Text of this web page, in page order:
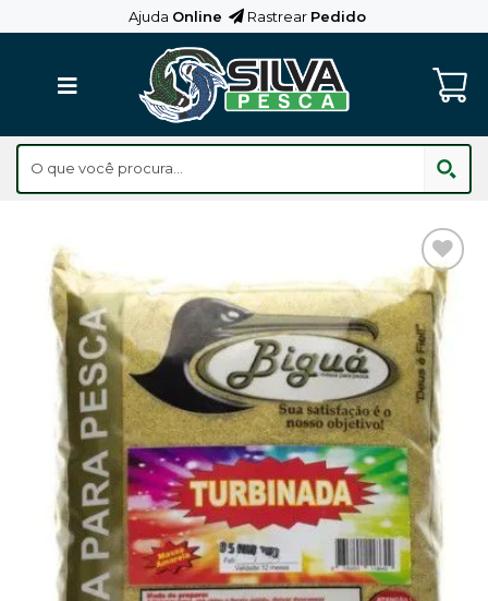
Ajuda Online Rastrear Pedido
Adicionar
aos
Favoritos